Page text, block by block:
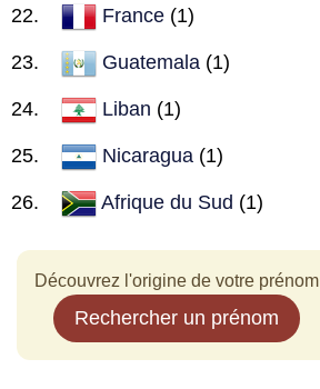
France (1)
Guatemala (1)
Liban (1)
Nicaragua (1)
Afrique du Sud (1)
Découvrez l'origine de votre prénom
Rechercher un prénom